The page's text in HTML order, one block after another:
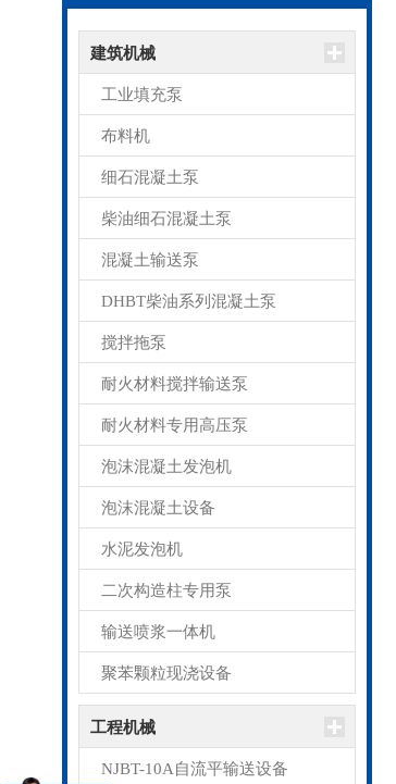
建筑机械
工业填充泵
布料机
细石混凝土泵
柴油细石混凝土泵
混凝土输送泵
DHBT柴油系列混凝土泵
搅拌拖泵
耐火材料搅拌输送泵
耐火材料专用高压泵
泡沫混凝土发泡机
泡沫混凝土设备
水泥发泡机
二次构造柱专用泵
输送喷浆一体机
聚苯颗粒现浇设备
工程机械
NJBT-10A自流平输送设备